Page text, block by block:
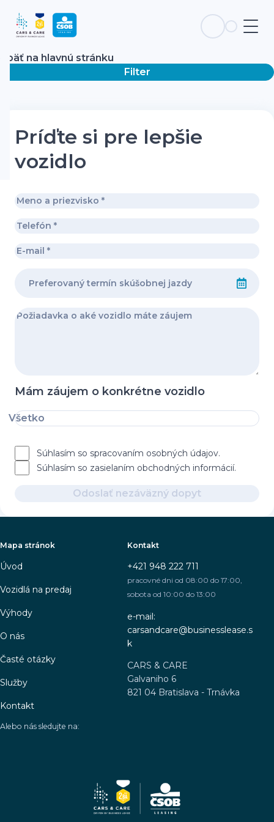
Späť na hlavnú stránku
Filter
Príďte si pre lepšie
vozidlo
Mám záujem o konkrétne vozidlo
Všetko
Súhlasím so spracovaním osobných údajov.
Súhlasím so zasielaním obchodných informácií.
Odoslať nezáväzný dopyt
Mapa stránok
Úvod
Vozidlá na predaj
Výhody
O nás
Časté otázky
Služby
Kontakt
Kontakt
+421 948 222 711
pracovné dni od 08:00 do 17:00,
sobota od 10:00 do 13:00
e-mail:
carsandcare@businesslease.s
k
CARS & CARE
Galvaniho 6
821 04 Bratislava - Trnávka
Alebo nás sledujte na: